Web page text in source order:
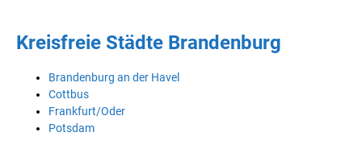
Kreisfreie Städte Brandenburg
Brandenburg an der Havel
Cottbus
Frankfurt/Oder
Potsdam